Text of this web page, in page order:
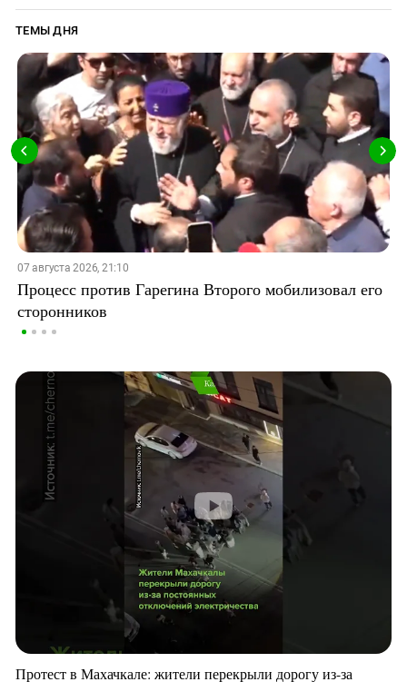
ТЕМЫ ДНЯ
07 августа 2026, 21:10
Процесс против Гарегина Второго мобилизовал его
сторонников
Протест в Махачкале: жители перекрыли дорогу из-за